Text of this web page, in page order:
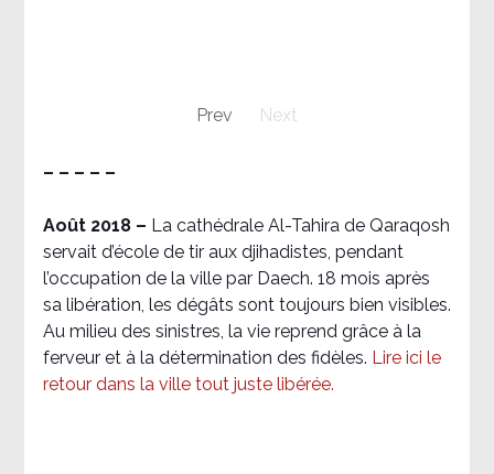
Prev Next
– – – – –
Août 2018 – La cathédrale Al-Tahira de Qaraqosh
servait d’école de tir aux djihadistes, pendant
l’occupation de la ville par Daech. 18 mois après
sa libération, les dégâts sont toujours bien visibles.
Au milieu des sinistres, la vie reprend grâce à la
ferveur et à la détermination des fidèles. Lire ici le
retour dans la ville tout juste libérée.